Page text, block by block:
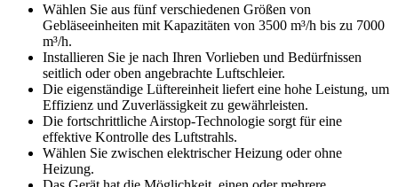
Wählen Sie aus fünf verschiedenen Größen von
Gebläseeinheiten mit Kapazitäten von 3500 m³/h bis zu 7000
m³/h.
Installieren Sie je nach Ihren Vorlieben und Bedürfnissen
seitlich oder oben angebrachte Luftschleier.
Die eigenständige Lüftereinheit liefert eine hohe Leistung, um
Effizienz und Zuverlässigkeit zu gewährleisten.
Die fortschrittliche Airstop-Technologie sorgt für eine
effektive Kontrolle des Luftstrahls.
Wählen Sie zwischen elektrischer Heizung oder ohne
Heizung.